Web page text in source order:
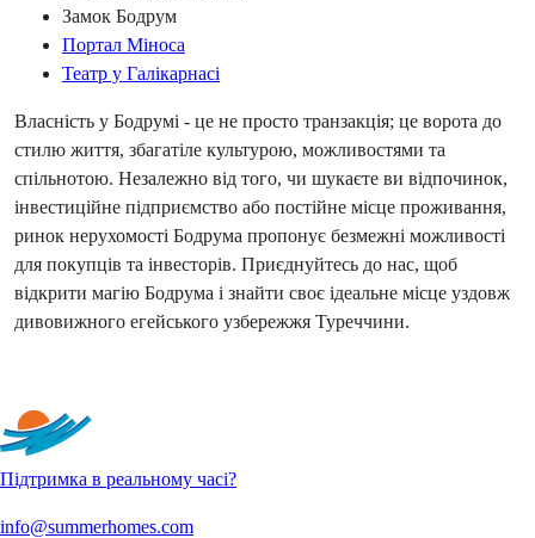
Замок Бодрум
Портал Міноса
Театр у Галікарнасі
Власність у Бодрумі - це не просто транзакція; це ворота до
стилю життя, збагатіле культурою, можливостями та
спільнотою. Незалежно від того, чи шукаєте ви відпочинок,
інвестиційне підприємство або постійне місце проживання,
ринок нерухомості Бодрума пропонує безмежні можливості
для покупців та інвесторів. Приєднуйтесь до нас, щоб
відкрити магію Бодрума і знайти своє ідеальне місце уздовж
дивовижного егейського узбережжя Туреччини.
Підтримка в реальному часі?
info@summerhomes.com